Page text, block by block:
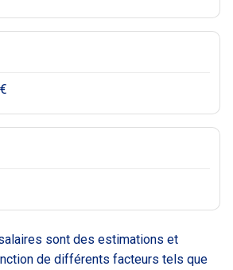
sont des estimations et
de différents facteurs tels que